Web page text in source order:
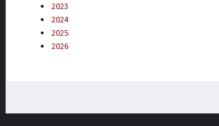
2023
2024
2025
2026